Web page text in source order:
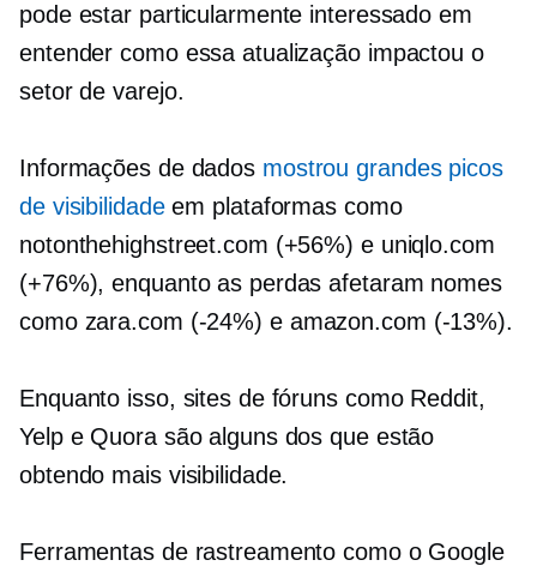
pode estar particularmente interessado em
entender como essa atualização impactou o
setor de varejo.
Informações de dados mostrou grandes picos
de visibilidadeem plataformas como
notonthehighstreet.com (+56%) e uniqlo.com
(+76%), enquanto as perdas afetaram nomes
como zara.com (-24%) e amazon.com (-13%).
Enquanto isso, sites de fóruns como Reddit,
Yelp e Quora são alguns dos que estão
obtendo mais visibilidade.
Ferramentas de rastreamento como o Google